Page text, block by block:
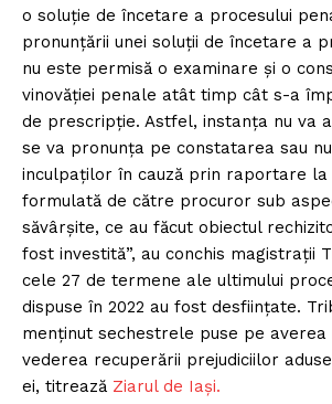
o soluție de încetare a procesului
pronunţării unei soluţii de încetare a
nu este permisă o examinare şi o
vinovăţiei penale atât timp cât s-a
de prescripţie. Astfel, instanţa nu va
se va pronunţa pe constatarea sau
inculpaţilor în cauză prin raportare la
formulată de către procuror sub
săvârşite, ce au făcut obiectul
fost investită”, au conchis magistrații
cele 27 de termene ale ultimului
dispuse în 2022 au fost desființate.
menținut sechestrele puse pe
vederea recuperării prejudiciilor
ei, titrează Ziarul de Iași.